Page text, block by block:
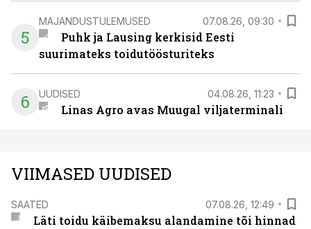
5
MAJANDUSTULEMUSED 07.08.26, 09:30
Puhk ja Lausing kerkisid Eesti
suurimateks toidutöösturiteks
6 UUDISED 04.08.26, 11:23
Linas Agro avas Muugal viljaterminali
VIIMASED UUDISED
SAATED 07.08.26, 12:49
Läti toidu käibemaksu alandamine tõi hinnad